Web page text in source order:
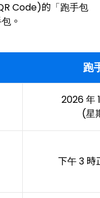
Code)的「跑手包
。
跑
2026 年
(星
下午 3 時